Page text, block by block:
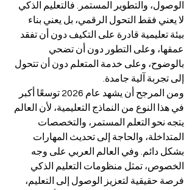
الوصول، والتطوير المستمر. فالتعليم الذكي
لا يعني فقط التحول الرقمي، بل يعني بناء
بيئة تعليمية قادرة على التكيف دون أن تفقد
عمقها، وعلى التطور دون أن تضحي
بالوضوح، وعلى خدمة المتعلم دون أن تتحول
إلى تجربة آلية جامدة.
ومن المرجح أن يشهد عام 2026 توسعًا أكبر
في هذا النوع من النماذج التعليمية، لأن العالم
يتجه نحو التعلم المستمر، والتخصصات
المتداخلة، والحاجة إلى تحديث المهارات
بشكل دائم. وفي العالم العربي على وجه
الخصوص، تمثل منظومات التعليم الذكي
فرصة حقيقية لتعزيز الوصول إلى التعليم،